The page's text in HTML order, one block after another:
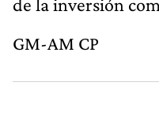
GM-AM CP